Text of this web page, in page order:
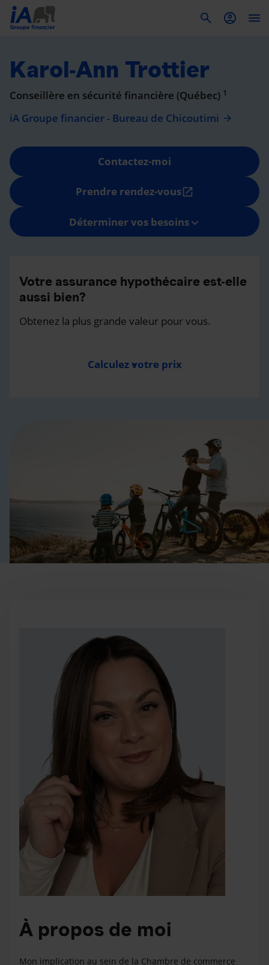
Karol-Ann Trottier
Conseillère en sécurité financière (Québec) 1
iA Groupe financier - Bureau de Chicoutimi
Contactez-moi
Prendre rendez-vousopen_in_new
Déterminer vos besoins
Votre assurance hypothécaire est-elle
aussi bien?
Obtenez la plus grande valeur pour vous.
Calculez votre prix
À propos de moi
Mon implication au sein de la Chambre de commerce